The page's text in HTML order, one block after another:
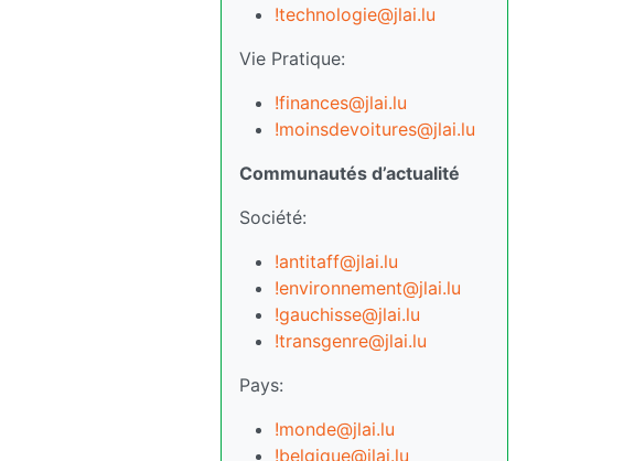
!technologie@jlai.lu
Vie Pratique:
!finances@jlai.lu
!moinsdevoitures@jlai.lu
Communautés d’actualité
Société:
!antitaff@jlai.lu
!environnement@jlai.lu
!gauchisse@jlai.lu
!transgenre@jlai.lu
Pays:
!monde@jlai.lu
!belgique@jlai.lu